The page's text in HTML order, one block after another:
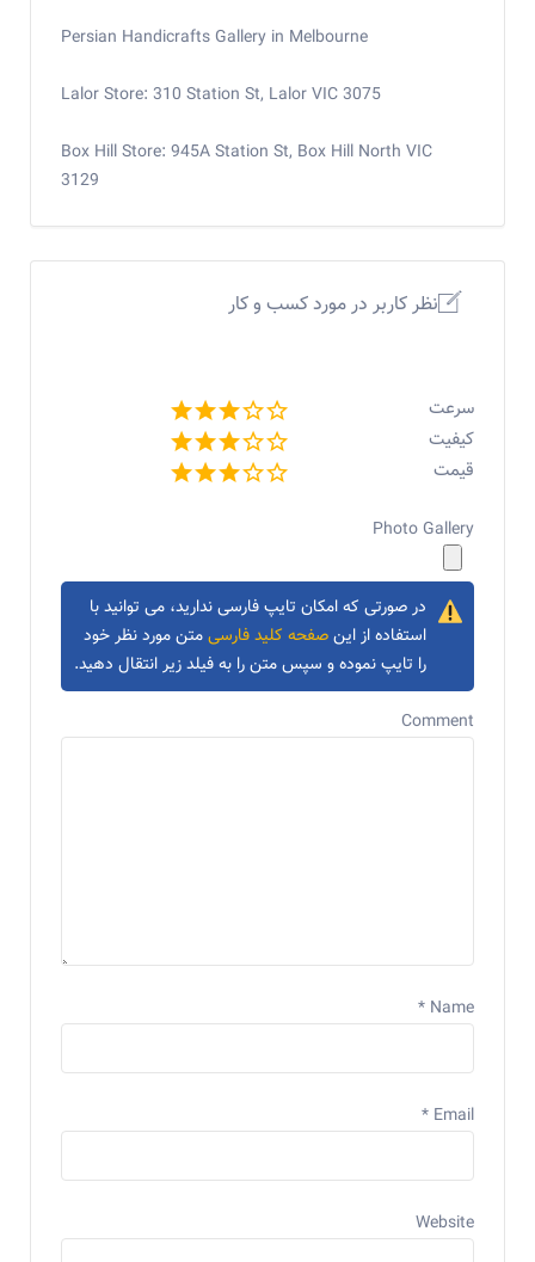
Persian Handicrafts Gallery in Melbourne
Lalor Store: 310 Station St, Lalor VIC 3075
Box Hill Store: 945A Station St, Box Hill North VIC
3129
نظر کاربر در مورد کسب و کار
سرعت
کیفیت
قیمت
Photo Gallery
در صورتی که امکان تایپ فارسی ندارید، می توانید با
استفاده از اینصفحه کلید فارسیمتن مورد نظر خود
را تایپ نموده و سپس متن را به فیلد زیر انتقال دهید.
Comment
Name
*
Email
*
Website